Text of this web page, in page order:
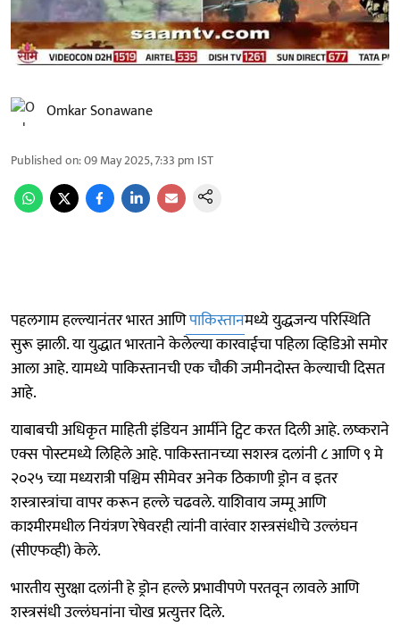
Omkar Sonawane
Published on:09 May 2025, 7:33 pm IST
पहलगाम हल्ल्यानंतर भारत आणिपाकिस्तानमध्ये युद्धजन्य परिस्थिति
सुरू झाली. या युद्धात भारताने केलेल्या कारवाईचा पहिला व्हिडिओ समोर
आला आहे. यामध्ये पाकिस्तानची एक चौकी जमीनदोस्त केल्याची दिसत
आहे.
याबाबची अधिकृत माहिती इंडियन आर्मीने ट्विट करत दिली आहे. लष्कराने
एक्स पोस्टमध्ये लिहिले आहे. पाकिस्तानच्या सशस्त्र दलांनी ८ आणि ९ मे
२०२५ च्या मध्यरात्री पश्चिम सीमेवर अनेक ठिकाणी ड्रोन व इतर
शस्त्रास्त्रांचा वापर करून हल्ले चढवले. याशिवाय जम्मू आणि
काश्मीरमधील नियंत्रण रेषेवरही त्यांनी वारंवार शस्त्रसंधीचे उल्लंघन
(सीएफव्ही) केले.
भारतीय सुरक्षा दलांनी हे ड्रोन हल्ले प्रभावीपणे परतवून लावले आणि
शस्त्रसंधी उल्लंघनांना चोख प्रत्युत्तर दिले.